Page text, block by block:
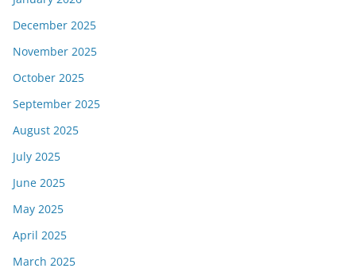
December 2025
November 2025
October 2025
September 2025
August 2025
July 2025
June 2025
May 2025
April 2025
March 2025